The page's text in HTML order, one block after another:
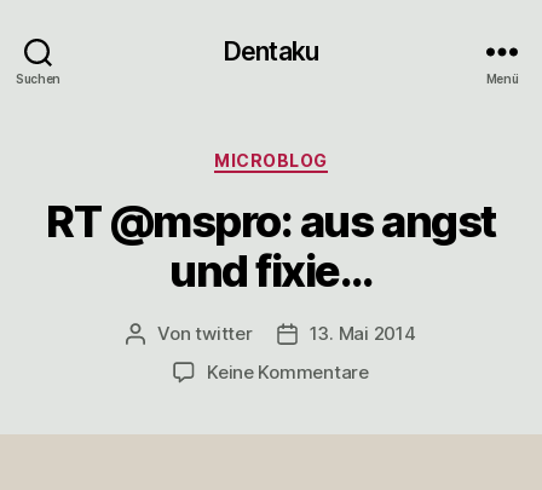
Suchen
Dentaku
Menü
Kategorien
MICROBLOG
RT @mspro: aus angst
und fixie…
Beitragsautor
Vontwitter Veröffentlichungsdatum
13. Mai 2014
Keine Kommentarezu